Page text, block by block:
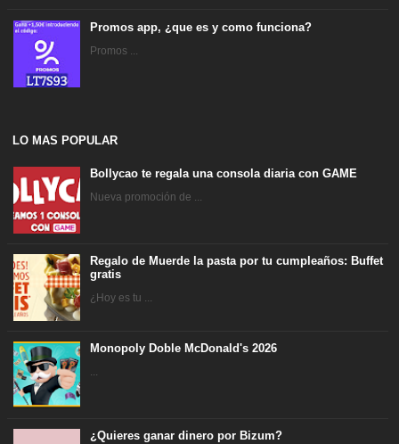
Promos app, ¿que es y como funciona?
Promos ...
LO MAS POPULAR
Bollycao te regala una consola diaria con GAME
Nueva promoción de ...
Regalo de Muerde la pasta por tu cumpleaños: Buffet
gratis
¿Hoy es tu ...
Monopoly Doble McDonald's 2026
...
¿Quieres ganar dinero por Bizum?